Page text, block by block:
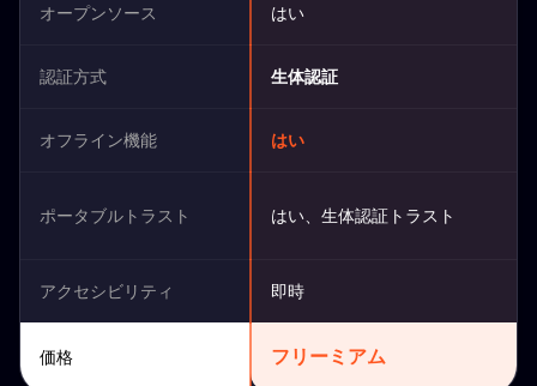
オープンソース はい
認証方式 生体認証
オフライン機能 はい
ポータブルトラスト はい、生体認証トラスト
アクセシビリティ 即時
価格 フリーミアム